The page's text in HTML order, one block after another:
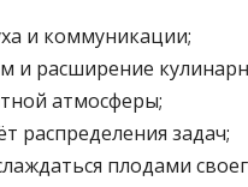
и коммуникации;
расширение
атмосферы;
распределения задач;
плодами